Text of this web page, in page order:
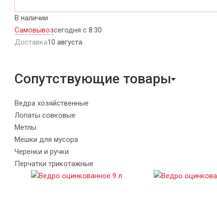
В наличии
Самовывозсегодня с 8:30
Доставка10 августа
Сопутствующие товары
Ведра хозяйственные
Лопаты совковые
Метлы
Мешки для мусора
Черенки и ручки
Перчатки трикотажные